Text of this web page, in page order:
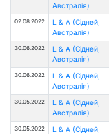
Австралія)
02.08.2022
L & A (Сідней,
Австралія)
30.06.2022
L & A (Сідней,
Австралія)
30.06.2022
L & A (Сідней,
Австралія)
30.05.2022
L & A (Сідней,
Австралія)
30.05.2022
L & A (Сідней,